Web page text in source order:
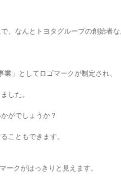
、なんとトヨタグループの創始者
」としてロゴマークが制定され、
した。
がでしょうか？
こともできます。
ークがはっきりと見えます。